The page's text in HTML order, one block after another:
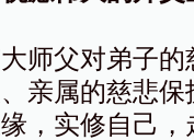
师父对弟子
亲属的慈悲
，实修自己